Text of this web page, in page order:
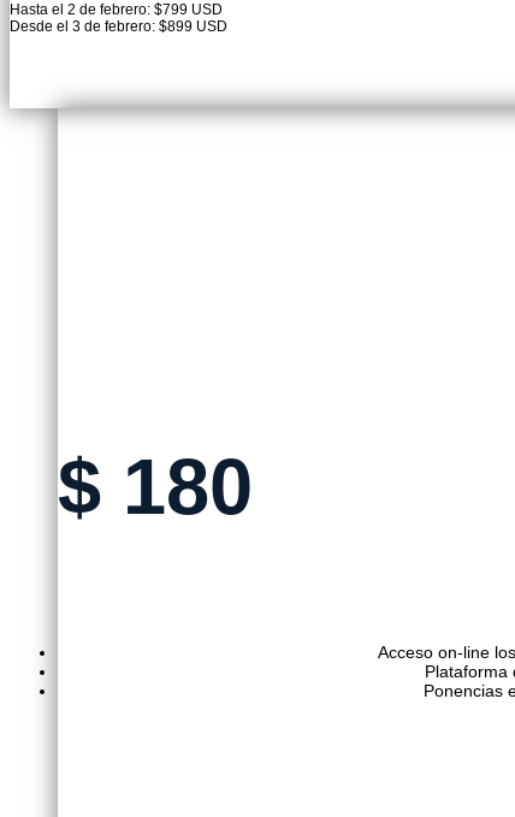
Hasta el 2 de febrero: $799 USD
Desde el 3 de febrero: $899 USD
$ 180
Acceso on-line
Plataforma
Ponencias